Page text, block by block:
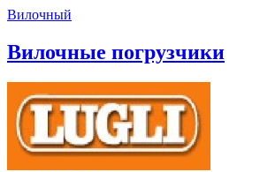
Вилочный
Вилочные погрузчики